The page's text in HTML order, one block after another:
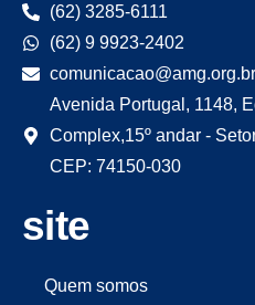
(62) 3285-6111
(62) 9 9923-2402
comunicacao@amg.org.br
Avenida Portugal, 1148,
Complex,15º andar -
CEP: 74150-030
site
Quem somos